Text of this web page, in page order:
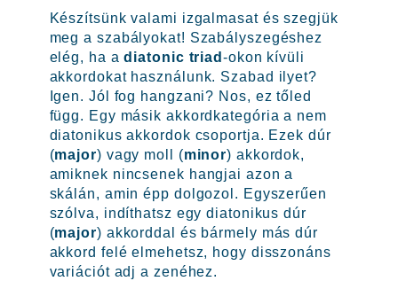
Készítsünk valami izgalmasat és szegjük
meg a szabályokat! Szabályszegéshez
elég, ha adiatonic triad-okon kívüli
akkordokat használunk. Szabad ilyet?
Igen. Jól fog hangzani? Nos, ez tőled
függ. Egy másik akkordkategória a nem
diatonikus akkordok csoportja. Ezek dúr
(major) vagy moll (minor) akkordok,
amiknek nincsenek hangjai azon a
skálán, amin épp dolgozol. Egyszerűen
szólva, indíthatsz egy diatonikus dúr
(major) akkorddal és bármely más dúr
akkord felé elmehetsz, hogy disszonáns
variációt adj a zenéhez.